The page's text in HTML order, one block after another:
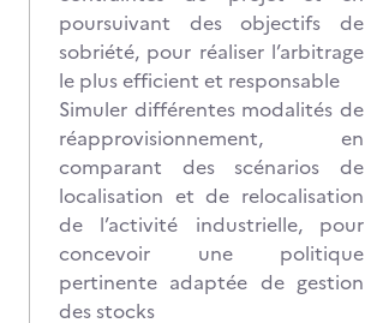
poursuivant des objectifs de
sobriété, pour réaliser l’arbitrage
le plus efficient et responsable
Simuler différentes modalités de
réapprovisionnement, en
comparant des scénarios de
localisation et de relocalisation
de l’activité industrielle, pour
concevoir une politique
pertinente adaptée de gestion
des stocks